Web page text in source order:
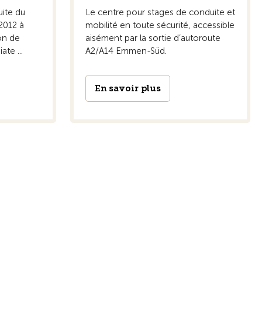
du
à
de
...
Le centre pour stages de conduite et
mobilité en toute sécurité, accessible
aisément par la sortie d’autoroute
A2/A14 Emmen-Süd.
En savoir plus